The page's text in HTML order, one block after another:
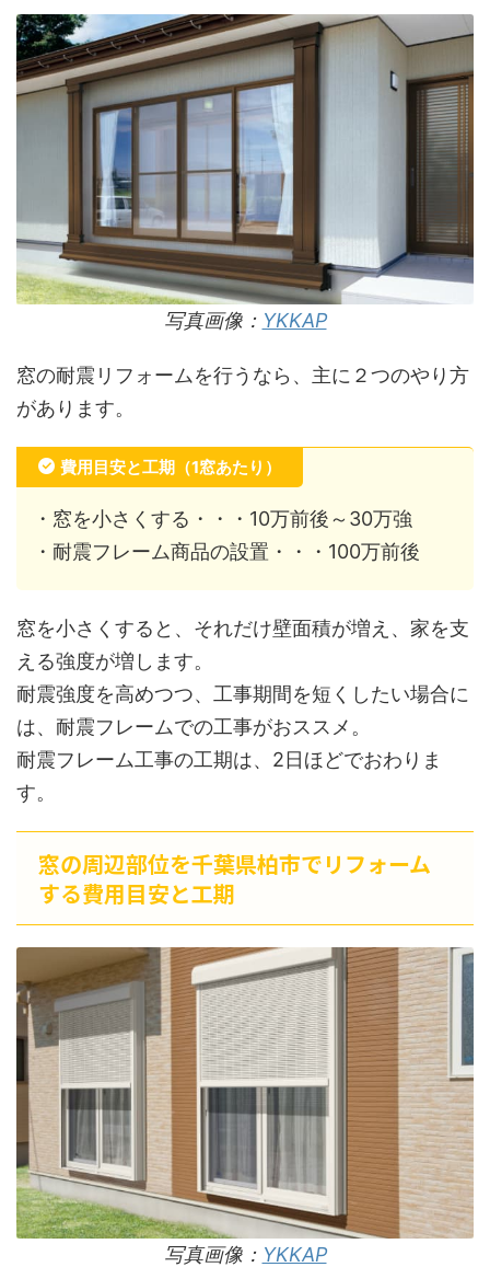
写真画像： YKKAP
窓の耐震リフォームを行うなら、主に２つのやり方
があります。
費用目安と工期（1窓あたり）
・窓を小さくする・・・10万前後～30万強
・耐震フレーム商品の設置・・・100万前後
窓を小さくすると、それだけ壁面積が増え、家を支
える強度が増します。
耐震強度を高めつつ、工事期間を短くしたい場合に
は、耐震フレームでの工事がおススメ。
耐震フレーム工事の工期は、2日ほどでおわりま
す。
窓の周辺部位を千葉県柏市でリフォーム
する費用目安と工期
写真画像： YKKAP